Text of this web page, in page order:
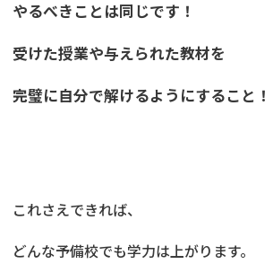
やるべきことは同じです！
受けた授業や与えられた教材を
完璧に自分で解けるようにすること！
これさえできれば、
どんな予備校でも学力は上がります。